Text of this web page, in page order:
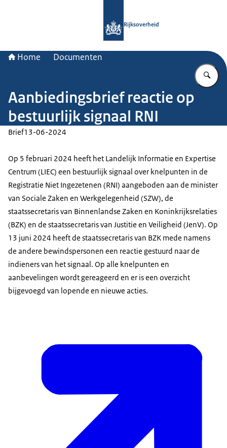
Rijksoverheid
Home Documenten
Aanbiedingsbrief reactie op
bestuurlijk signaal RNI
Brief13-06-2024
Op 5 februari 2024 heeft het Landelijk Informatie en Expertise
Centrum (LIEC) een bestuurlijk signaal over knelpunten in de
Registratie Niet Ingezetenen (RNI) aangeboden aan de minister
van Sociale Zaken en Werkgelegenheid (SZW), de
staatssecretaris van Binnenlandse Zaken en Koninkrijksrelaties
(BZK) en de staatssecretaris van Justitie en Veiligheid (JenV). Op
13 juni 2024 heeft de staatssecretaris van BZK mede namens
de andere bewindspersonen een reactie gestuurd naar de
indieners van het signaal. Op alle knelpunten en
aanbevelingen wordt gereageerd en er is een overzicht
bijgevoegd van lopende en nieuwe acties.